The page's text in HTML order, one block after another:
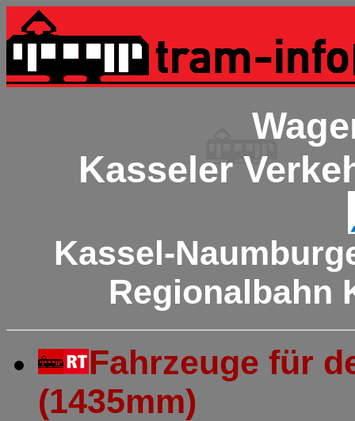
Kasseler
Kassel-
Regionalbahn
Fahrzeuge für
(1435mm)